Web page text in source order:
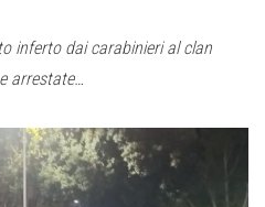
inferto dai carabinieri al clan
arrestate…